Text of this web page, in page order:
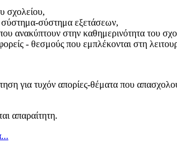
σχολείου,
σύστημα-σύστημα εξετάσεων,
ανακύπτουν στην καθημερινότητα του
- θεσμούς που εμπλέκονται στη
για τυχόν απορίες-θέματα που
απαραίτητη.